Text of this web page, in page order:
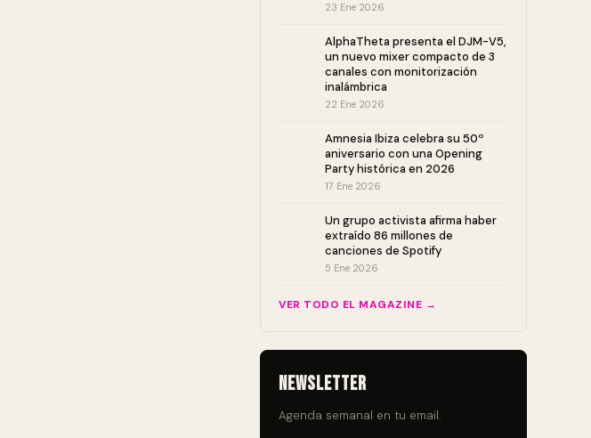
23 Ene 2026
AlphaTheta presenta el DJM-V5,
un nuevo mixer compacto de 3
canales con monitorización
inalámbrica
22 Ene 2026
Amnesia Ibiza celebra su 50º
aniversario con una Opening
Party histórica en 2026
17 Ene 2026
Un grupo activista afirma haber
extraído 86 millones de
canciones de Spotify
5 Ene 2026
VER TODO EL MAGAZINE →
Newsletter
Agenda semanal en tu email.